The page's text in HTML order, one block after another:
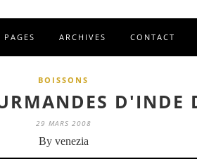
PAGES ARCHIVES CONTACT
BOISSONS
D'INDE
29 MARS 2008
By venezia